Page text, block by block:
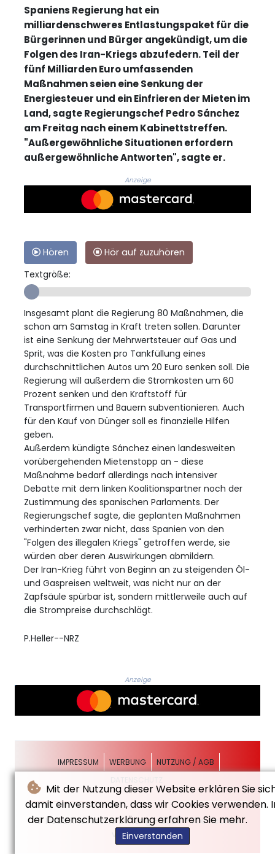
Mit der Nutzung dieser Website erklären Sie
damit einverstanden, dass wir Cookies verwenden.
der Datenschutzerklärung erfahren Sie mehr.
Einverstanden
Spaniens Regierung hat ein
milliardenschweres Entlastungspaket für die
Bürgerinnen und Bürger angekündigt, um die
Folgen des Iran-Kriegs abzufedern. Teil der
fünf Milliarden Euro umfassenden
Maßnahmen seien eine Senkung der
Energiesteuer und ein Einfrieren der Mieten im
Land, sagte Regierungschef Pedro Sánchez
am Freitag nach einem Kabinettstreffen.
"Außergewöhnliche Situationen erfordern
außergewöhnliche Antworten", sagte er.
Anzeige
Hören
Hör auf zuzuhören
Textgröße:
Insgesamt plant die Regierung 80 Maßnahmen, die
schon am Samstag in Kraft treten sollen. Darunter
ist eine Senkung der Mehrwertsteuer auf Gas und
Sprit, was die Kosten pro Tankfüllung eines
durchschnittlichen Autos um 20 Euro senken soll. Die
Regierung will außerdem die Stromkosten um 60
Prozent senken und den Kraftstoff für
Transportfirmen und Bauern subventionieren. Auch
für den Kauf von Dünger soll es finanzielle Hilfen
geben.
Außerdem kündigte Sánchez einen landesweiten
vorübergehenden Mietenstopp an - diese
Maßnahme bedarf allerdings nach intensiver
Debatte mit dem linken Koalitionspartner noch der
Zustimmung des spanischen Parlaments. Der
Regierungschef sagte, die geplanten Maßnahmen
verhinderten zwar nicht, dass Spanien von den
"Folgen des illegalen Kriegs" getroffen werde, sie
würden aber deren Auswirkungen abmildern.
Der Iran-Krieg führt von Beginn an zu steigenden Öl-
und Gaspreisen weltweit, was nicht nur an der
Zapfsäule spürbar ist, sondern mittlerweile auch auf
die Strompreise durchschlägt.
P.Heller--NRZ
Anzeige
IMPRESSUM WERBUNG
NUTZUNG / AGB
© Neue Rheinische Zeitung - 2026 - Alle Rechte
vorbehalten